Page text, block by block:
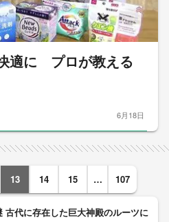
適に プロが教える
6月18日
13 14 15 … 107
古代に存在した巨大神殿のルーツに